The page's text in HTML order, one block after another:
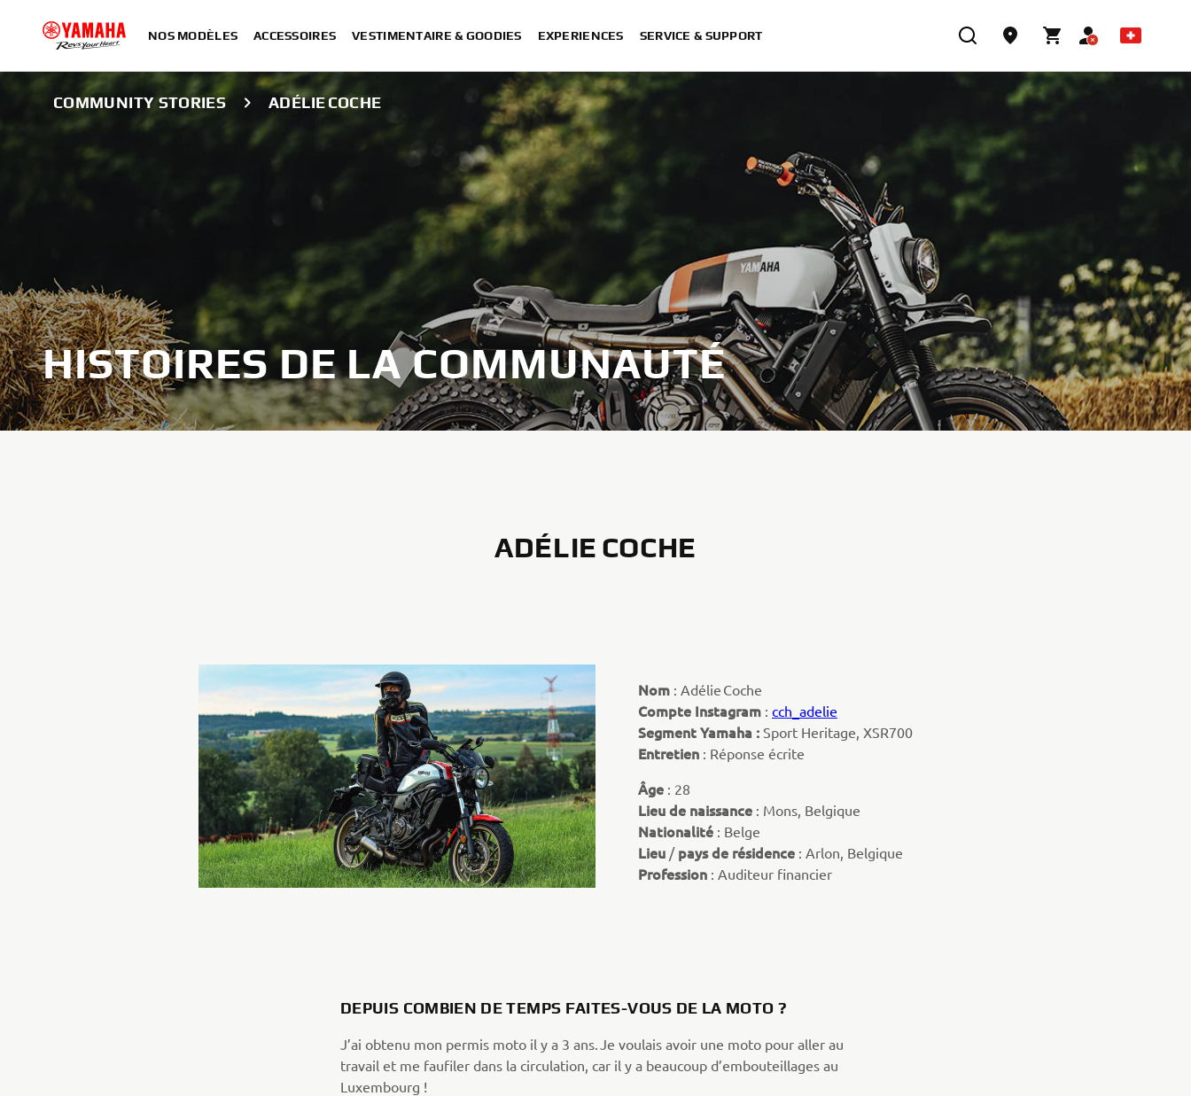
NOS MODÈLES ACCESSOIRES VESTIMENTAIRE & GOODIES EXPERIENCES SERVICE & SUPPORT
COMMUNITY STORIES ADÉLIE COCHE
HISTOIRES DE LA COMMUNAUTÉ
ADÉLIE COCHE
Nom : Adélie Coche
Compte Instagram : cch_adelie
Segment Yamaha : Sport Heritage, XSR700
Entretien : Réponse écrite
Âge : 28
Lieu de naissance : Mons, Belgique
Nationalité : Belge
Lieu / pays de résidence : Arlon, Belgique
Profession : Auditeur financier
DEPUIS COMBIEN DE TEMPS FAITES-VOUS DE LA MOTO ?
J’ai obtenu mon permis moto il y a 3 ans. Je voulais avoir une moto pour aller au
travail et me faufiler dans la circulation, car il y a beaucoup d’embouteillages au
Luxembourg !